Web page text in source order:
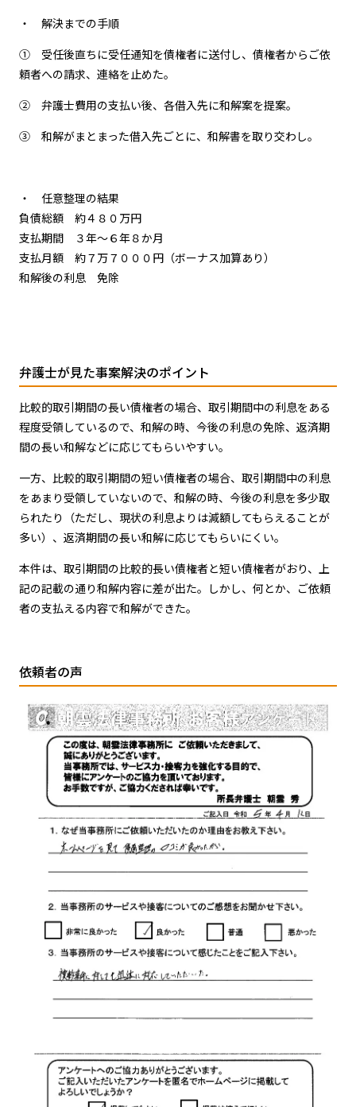
・ 解決までの手順
① 受任後直ちに受任通知を債権者に送付し、債権者からご依
頼者への請求、連絡を止めた。
② 弁護士費用の支払い後、各借入先に和解案を提案。
③ 和解がまとまった借入先ごとに、和解書を取り交わし。
・ 任意整理の結果
負債総額 約４８０万円
支払期間 ３年～６年８か月
支払月額 約７万７０００円（ボーナス加算あり）
和解後の利息 免除
弁護士が見た事案解決のポイント
比較的取引期間の長い債権者の場合、取引期間中の利息をある
程度受領しているので、和解の時、今後の利息の免除、返済期
間の長い和解などに応じてもらいやすい。
一方、比較的取引期間の短い債権者の場合、取引期間中の利息
をあまり受領していないので、和解の時、今後の利息を多少取
られたり（ただし、現状の利息よりは減額してもらえることが
多い）、返済期間の長い和解に応じてもらいにくい。
本件は、取引期間の比較的長い債権者と短い債権者がおり、上
記の記載の通り和解内容に差が出た。しかし、何とか、ご依頼
者の支払える内容で和解ができた。
依頼者の声